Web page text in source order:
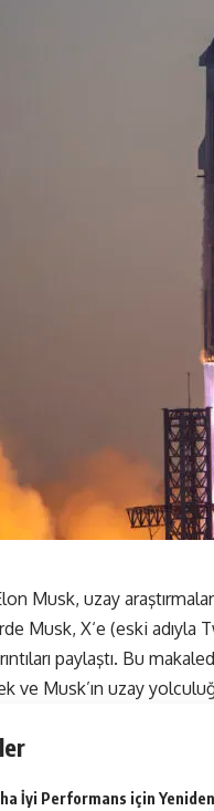
Musk, uzay
Musk, X‘e (eski adıyla
paylaştı. Bu
ve Musk’ın uzay
İyi Performans için Yeniden